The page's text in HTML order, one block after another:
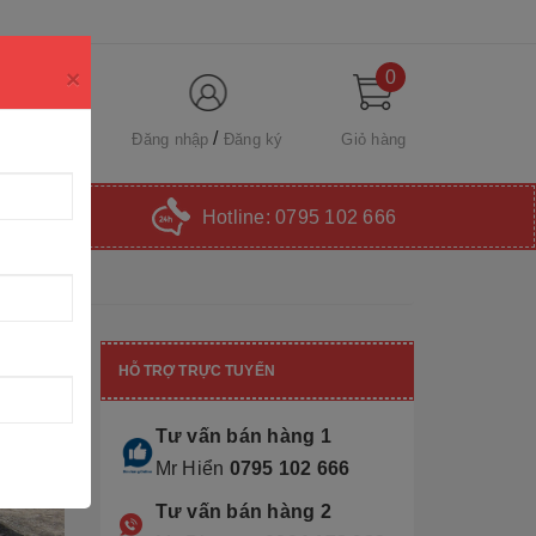
Đăng nhập Đăng ký
0
Giỏ hàng
Hotline: 0795 102 666
×
HỖ TRỢ TRỰC TUYẾN
Tư vấn bán hàng 1
Mr Hiển 0795 102 666
Tư vấn bán hàng 2